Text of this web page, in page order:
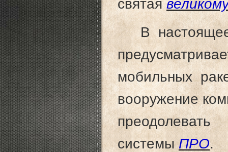
святая
В настоящее
мобильных
вооружение
системыПРО.